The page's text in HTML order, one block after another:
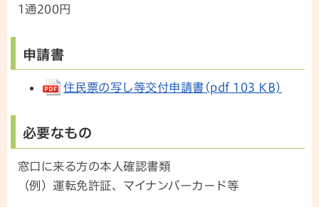
1通200円
申請書
住民票の写し等交付申請書(pdf 103 KB)
必要なもの
窓口に来る方の本人確認書類
（例）運転免許証、マイナンバーカード等